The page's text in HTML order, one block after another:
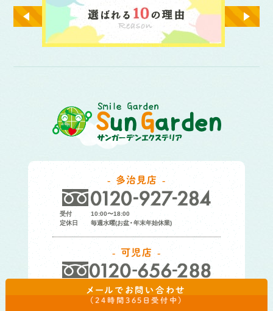
メールでお問い合わせ
（24時間365日受付中）
多治見店
受付
10:00〜18:00
定休日
毎週水曜(お盆・年末年始休業)
可児店
10:00〜18:00
毎週水曜(お盆・年末年始休業)